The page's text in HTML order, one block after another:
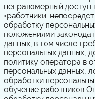
неправомерный доступ
•работники,
обработку
положениями
данных, в том числе
персональных данных,
политику оператора в
персональных данных,
обработки
обучение работников